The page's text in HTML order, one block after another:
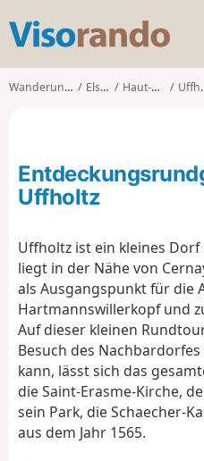
s
o
o
Wanderungen Elsass Haut-Rhin Uffholtz
Uffholtz
Uffholtz ist ein kleines Dorf
liegt in der Nähe von
als Ausgangspunkt für die
Hartmannswillerkopf und
Auf dieser kleinen
Besuch des
kann, lässt sich das
die Saint-Erasme-Kirche,
sein Park, die Schaecher-
aus dem Jahr 1565.